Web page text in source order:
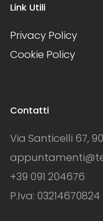
Link Utili
Privacy Policy
Cookie Policy
Contatti
Via Santicelli 67,
+39 091 204676
P.Iva: 03214670824